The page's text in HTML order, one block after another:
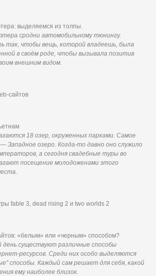
выделяемся из толпы.
сродни автомобильному тюнингу.
так, чтобы вещь, которой владеешь, была
в своём роде, чтобы вызывала позитив
внешним видом.
сайтов
18 озер, окруженных парками. Самое
Западное озеро. Когда-то давно оно служило
а сегодня свадебные туры во
посещение молодоженами этого
fable 3, dead rising 2 и two worlds 2
«белым» или «черным» способом?
день существуют различные способы
ресурсов. Среди них особо выделяются
способы. Каждый сам решает для себя, какой
ему наиболее близок.